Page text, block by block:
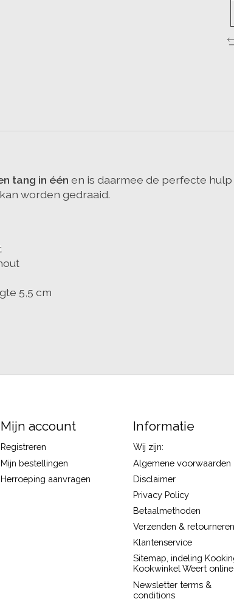
tang in één en is daarmee de perfecte
worden gedraaid.
5,5 cm
Mijn account
Registreren
Mijn bestellingen
Herroeping aanvragen
Informatie
Wij zijn:
Algemene voorwaarden
Disclaimer
Privacy Policy
Betaalmethoden
Verzenden & retourneren
Klantenservice
Sitemap, indeling
Kookwinkel Weert online,
Newsletter terms &
conditions